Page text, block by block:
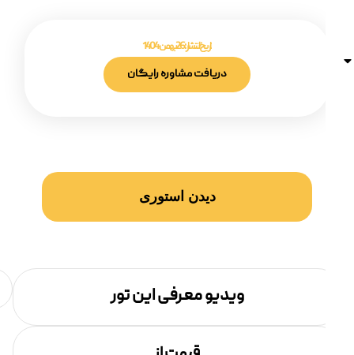
26 بهمن 1404
دریافت مشاوره رایگان
دیدن استوری
ویدیو معرفی این تور